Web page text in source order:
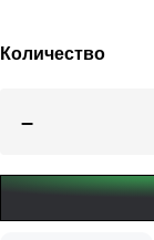
Количество
–